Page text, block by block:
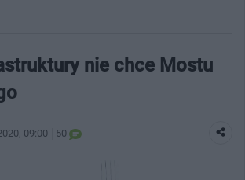
nie chce Mostu
09:00 50